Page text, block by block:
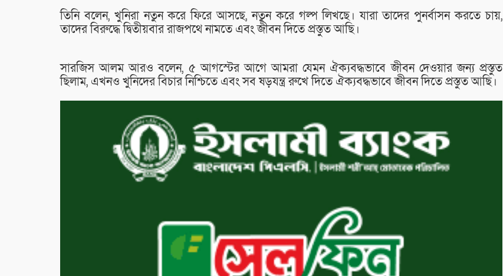
তিনি বলেন, খুনিরা নতুন করে ফিরে আসছে, নতুন করে গল্প লিখছে। যারা তাদের পুনর্বাসন করতে চায়,
তাদের বিরুদ্ধে দ্বিতীয়বার রাজপথে নামতে এবং জীবন দিতে প্রস্তুত আছি।
সারজিস আলম আরও বলেন, ৫ আগস্টের আগে আমরা যেমন ঐক্যবদ্ধভাবে জীবন দেওয়ার জন্য প্রস্তুত
ছিলাম, এখনও খুনিদের বিচার নিশ্চিতে এবং সব ষড়যন্ত্র রুখে দিতে ঐক্যবদ্ধভাবে জীবন দিতে প্রস্তুত আছি।